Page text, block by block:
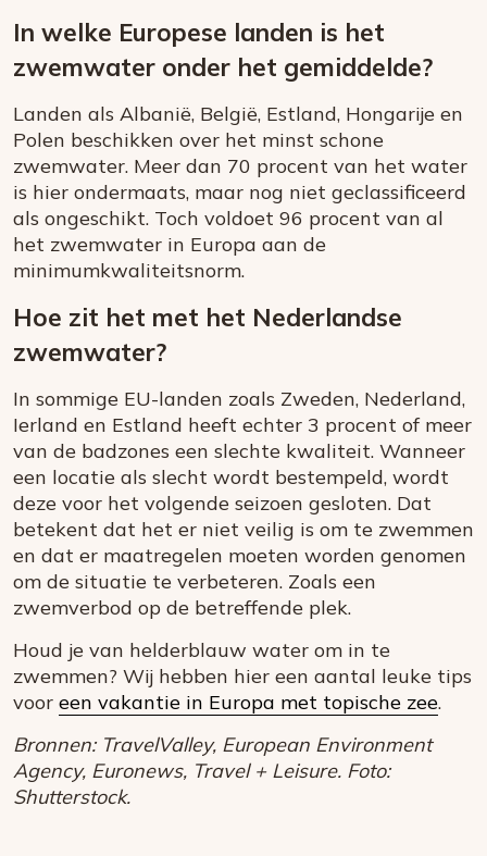
In welke Europese landen is het
zwemwater onder het gemiddelde?
Landen als Albanië, België, Estland, Hongarije en
Polen beschikken over het minst schone
zwemwater. Meer dan 70 procent van het water
is hier ondermaats, maar nog niet geclassificeerd
als ongeschikt. Toch voldoet 96 procent van al
het zwemwater in Europa aan de
minimumkwaliteitsnorm.
Hoe zit het met het Nederlandse
zwemwater?
In sommige EU-landen zoals Zweden, Nederland,
Ierland en Estland heeft echter 3 procent of meer
van de badzones een slechte kwaliteit. Wanneer
een locatie als slecht wordt bestempeld, wordt
deze voor het volgende seizoen gesloten. Dat
betekent dat het er niet veilig is om te zwemmen
en dat er maatregelen moeten worden genomen
om de situatie te verbeteren. Zoals een
zwemverbod op de betreffende plek.
Houd je van helderblauw water om in te
zwemmen? Wij hebben hier een aantal leuke tips
voor een vakantie in Europa met topische zee.
Bronnen: TravelValley, European Environment
Agency, Euronews, Travel + Leisure. Foto:
Shutterstock.